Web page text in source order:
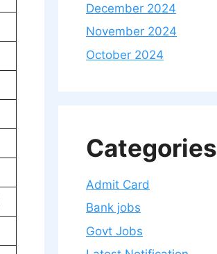
December 2024
November 2024
October 2024
Categories
Admit Card
Bank jobs
Govt Jobs